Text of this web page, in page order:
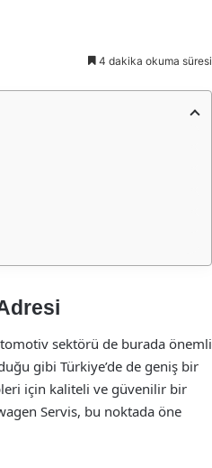
4 dakika okuma süresi
sektörü de burada önemli
gibi Türkiye’de de geniş bir
için kaliteli ve güvenilir bir
Servis, bu noktada öne